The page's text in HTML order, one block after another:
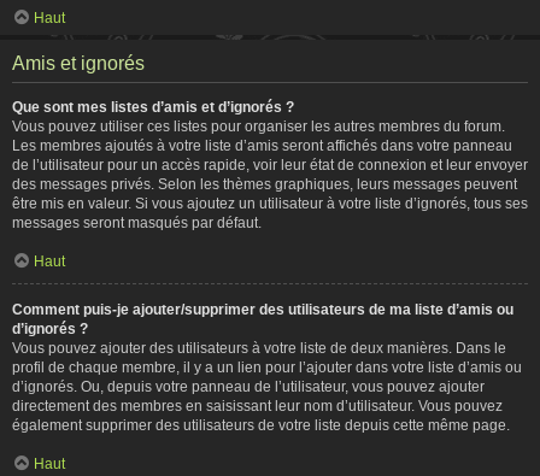
Haut
Amis et ignorés
Que sont mes listes d’amis et d’ignorés ?
Vous pouvez utiliser ces listes pour organiser les autres membres du forum.
Les membres ajoutés à votre liste d’amis seront affichés dans votre panneau
de l’utilisateur pour un accès rapide, voir leur état de connexion et leur envoyer
des messages privés. Selon les thèmes graphiques, leurs messages peuvent
être mis en valeur. Si vous ajoutez un utilisateur à votre liste d’ignorés, tous ses
messages seront masqués par défaut.
Haut
Comment puis-je ajouter/supprimer des utilisateurs de ma liste d’amis ou
d’ignorés ?
Vous pouvez ajouter des utilisateurs à votre liste de deux manières. Dans le
profil de chaque membre, il y a un lien pour l’ajouter dans votre liste d’amis ou
d’ignorés. Ou, depuis votre panneau de l’utilisateur, vous pouvez ajouter
directement des membres en saisissant leur nom d’utilisateur. Vous pouvez
également supprimer des utilisateurs de votre liste depuis cette même page.
Haut